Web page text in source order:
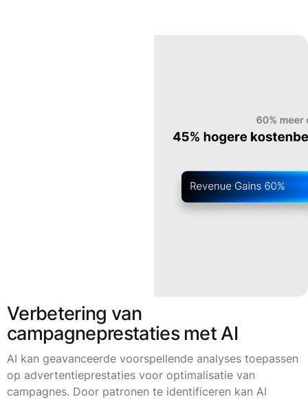
Verbetering van
campagneprestaties met AI
AI kan geavanceerde voorspellende analyses toepassen
op advertentieprestaties voor optimalisatie van
campagnes. Door patronen te identificeren kan AI